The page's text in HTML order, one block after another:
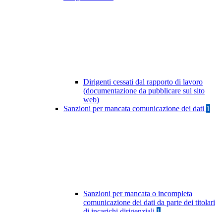
Dirigenti cessati dal rapporto di lavoro
(documentazione da pubblicare sul sito
web)
Sanzioni per mancata comunicazione dei dati 1
Sanzioni per mancata o incompleta
comunicazione dei dati da parte dei titolari